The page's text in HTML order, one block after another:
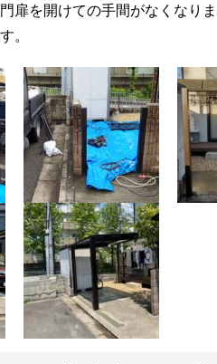
扉を開けての手間がなくなり
。